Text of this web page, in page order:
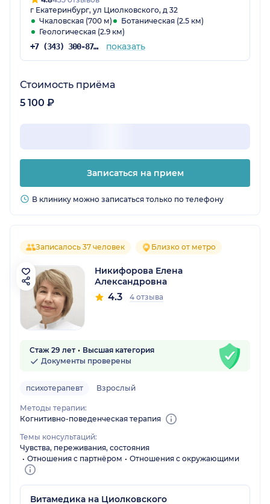
г Екатеринбург, ул Циолковского, д 32
Чкаловская (700 м)
Ботаническая (2.5 км)
Геологическая (2.9 км)
+7 (343) 300-87-38 показать
Стоимость приёма
5 100 ₽
Записаться на прием
В клинику можно записаться только по телефону
Записалось 37 человек Близко от метро
Никифорова Елена
Александровна
4.3 4 отзыва
Стаж 29 лет
Высшая категория
Документы проверены
психотерапевт Взрослый
Методы терапии:
Когнитивно-поведенческая терапия
Темы консультаций:
Чувства, переживания, состояния
Отношения с партнёром
Отношения с окружающими
Витамедика на Циолковского